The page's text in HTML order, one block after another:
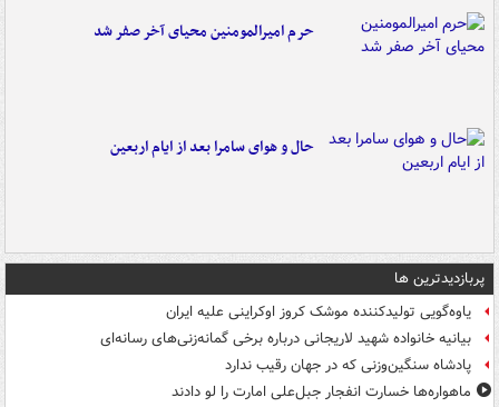
حرم امیرالمومنین محیای آخر صفر شد
حال و هوای سامرا بعد از ایام اربعین
پربازدیدترین ها
یاوه‌گویی تولیدکننده موشک کروز اوکراینی علیه ایران
بیانیه خانواده شهید لاریجانی درباره برخی گمانه‌زنی‌های رسانه‌ای
پادشاه سنگین‌وزنی که در جهان رقیب ندارد
ماهواره‌ها خسارت انفجار جبل‌علی امارت را لو دادند